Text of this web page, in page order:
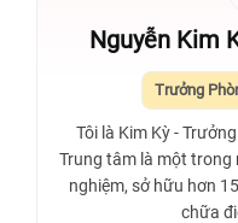
Nguyễn Kim
Trưởng
Tôi là Kim Kỳ -
Trung tâm là một trong
nghiệm, sở hữu hơn
chữa